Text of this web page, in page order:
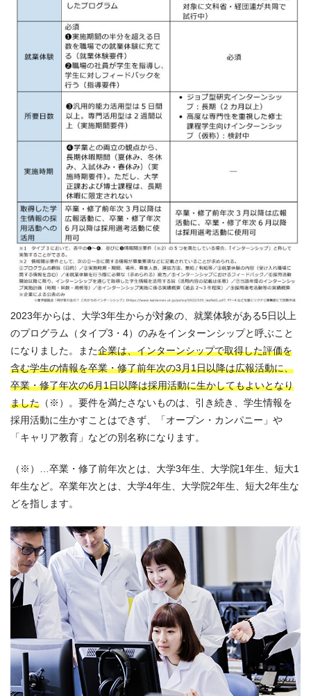
2023年からは、大学3年生からが対象の、就業体験がある5日以上
のプログラム （タイプ3・4） のみをインターンシップと呼ぶこと
になりました。
また企業は、インターンシップで取得した評価を
含む学生の情報を卒業・修了前年次の3月1日以降は広報活動に、
卒業・修了年次の6月1日以降は採用活動に生かしてもよいとなり
ました （※）。要件を満たさないものは、引き続き、学生情報を
採用活動に生かすことはできず、「オープン・カンパニー」や
「キャリア教育」などの別名称になります。
（※）…卒業・修了前年次とは、大学3年生、大学院1年生、短大1
年生など。卒業年次とは、大学4年生、大学院2年生、短大2年生な
どを指します。